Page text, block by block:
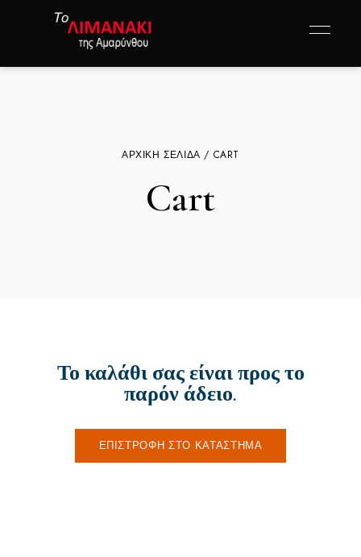
ΑΡΧΙΚΉ ΣΕΛΊΔΑ / CART
Cart
Το καλάθι σας είναι προς το
παρόν άδειο.
ΕΠΙΣΤΡΟΦΉ ΣΤΟ ΚΑΤΆΣΤΗΜΑ